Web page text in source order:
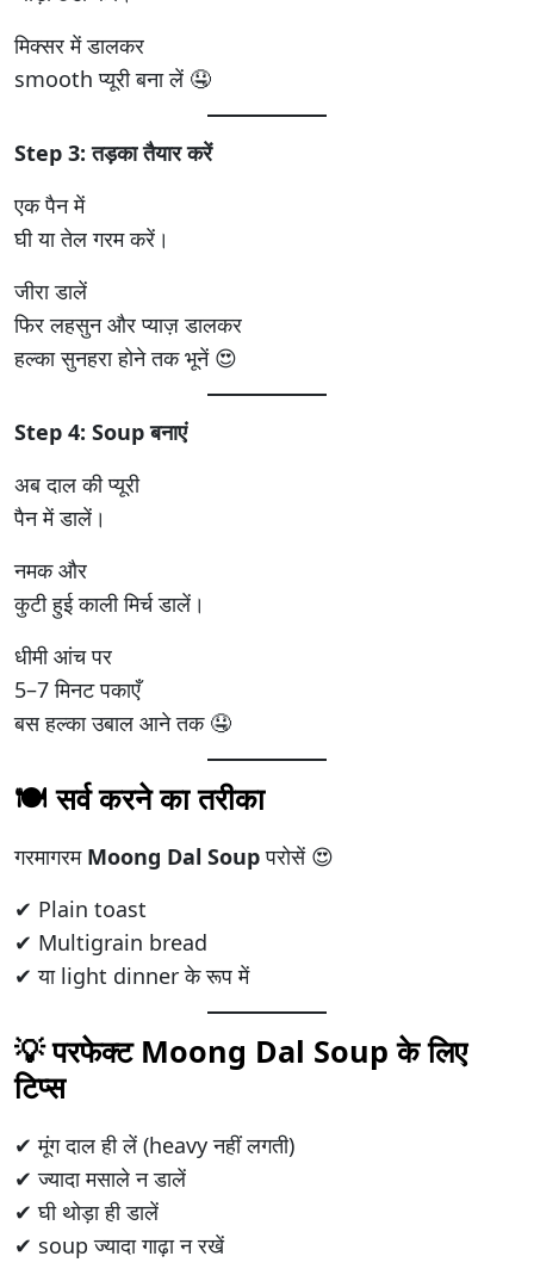
मिक्सर में डालकर
smooth प्यूरी बना लें 🤤
Step 3: तड़का तैयार करें
एक पैन में
घी या तेल गरम करें।
जीरा डालें
फिर लहसुन और प्याज़ डालकर
हल्का सुनहरा होने तक भूनें 😍
Step 4: Soup बनाएं
अब दाल की प्यूरी
पैन में डालें।
नमक और
कुटी हुई काली मिर्च डालें।
धीमी आंच पर
5–7 मिनट पकाएँ
बस हल्का उबाल आने तक 🤤
🍽️ सर्व करने का तरीका
गरमागरम Moong Dal Soupपरोसें 😍
✔ Plain toast
✔ Multigrain bread
✔ या light dinner के रूप में
💡 परफेक्ट Moong Dal Soup के लिए
टिप्स
✔ मूंग दाल ही लें (heavy नहीं लगती)
✔ ज्यादा मसाले न डालें
✔ घी थोड़ा ही डालें
✔ soup ज्यादा गाढ़ा न रखें